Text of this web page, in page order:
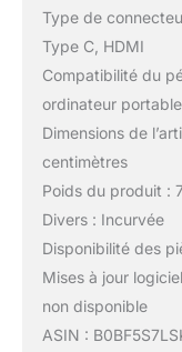
Type de
Type C, HDMI
Compatibilité du
ordinateur portable
Dimensions de
centimètres
Poids du produit :
Divers : Incurvée
Disponibilité des
Mises à jour
non disponible
ASIN :